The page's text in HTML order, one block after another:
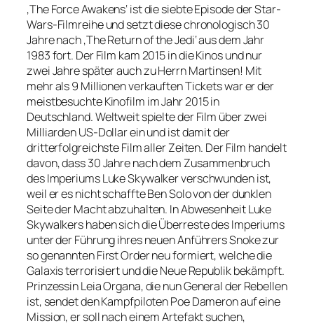
‚The Force Awakens‘ ist die siebte Episode der Star-
Wars-Filmreihe und setzt diese chronologisch 30
Jahre nach ‚The Return of the Jedi‘ aus dem Jahr
1983 fort. Der Film kam 2015 in die Kinos und nur
zwei Jahre später auch zu Herrn Martinsen! Mit
mehr als 9 Millionen verkauften Tickets war er der
meistbesuchte Kinofilm im Jahr 2015 in
Deutschland. Weltweit spielte der Film über zwei
Milliarden US-Dollar ein und ist damit der
dritterfolgreichste Film aller Zeiten. Der Film handelt
davon, dass 30 Jahre nach dem Zusammenbruch
des Imperiums Luke Skywalker verschwunden ist,
weil er es nicht schaffte Ben Solo von der dunklen
Seite der Macht abzuhalten. In Abwesenheit Luke
Skywalkers haben sich die Überreste des Imperiums
unter der Führung ihres neuen Anführers Snoke zur
so genannten First Order neu formiert, welche die
Galaxis terrorisiert und die Neue Republik bekämpft.
Prinzessin Leia Organa, die nun General der Rebellen
ist, sendet den Kampfpiloten Poe Dameron auf eine
Mission, er soll nach einem Artefakt suchen,